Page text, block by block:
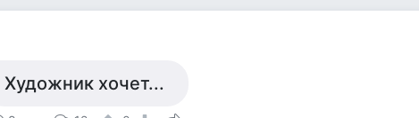
Художник хочет...